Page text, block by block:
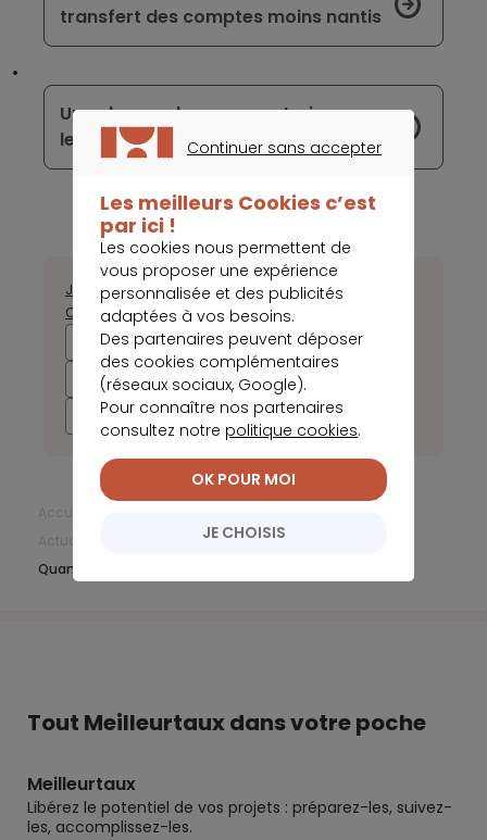
transfert des comptes moins nantis
Une chance de se reconstruire pour
les banques grecques
2025 2024 2023
2022
2021
2020 2019
2017
JanvierFévrierMarsAvril MaiJuin JuilletAoûtSeptembre
OctobreNovembreDécembre
Actualités Changer de banque
Mai 2018
Quand les taux d’intérêt mettent la BoE à rude épreuve
Tout Meilleurtaux dans votre poche
Meilleurtaux
Libérez le potentiel de vos projets : préparez-les, suivez-
les, accomplissez-les.
Continuer sans accepter
Les meilleurs Cookies c’est
par ici !
Les cookies nous permettent de
vous proposer une expérience
personnalisée et des publicités
adaptées à vos besoins.
Des partenaires peuvent déposer
des cookies complémentaires
(réseaux sociaux, Google).
Pour connaître nos partenaires
consultez notre politique cookies.
JE CHOISIS
OK POUR MOI